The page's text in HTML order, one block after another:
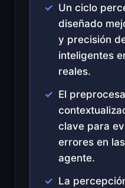
Un ciclo
diseñado
y precisión
inteligentes
reales.
El
clave para
errores en
agente.
La